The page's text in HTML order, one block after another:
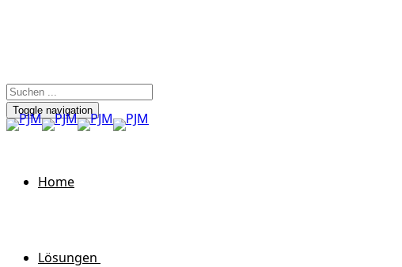
Toggle navigation
Home
Lösungen